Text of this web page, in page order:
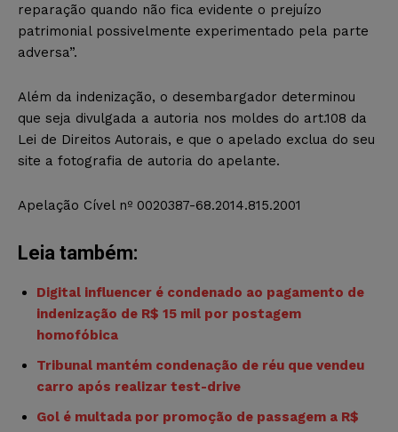
reparação quando não fica evidente o prejuízo
patrimonial possivelmente experimentado pela parte
adversa”.
Além da indenização, o desembargador determinou
que seja divulgada a autoria nos moldes do art.108 da
Lei de Direitos Autorais, e que o apelado exclua do seu
site a fotografia de autoria do apelante.
Apelação Cível nº 0020387-68.2014.815.2001
Leia também:
Digital influencer é condenado ao pagamento de
indenização de R$ 15 mil por postagem
homofóbica
Tribunal mantém condenação de réu que vendeu
carro após realizar test-drive
Gol é multada por promoção de passagem a R$